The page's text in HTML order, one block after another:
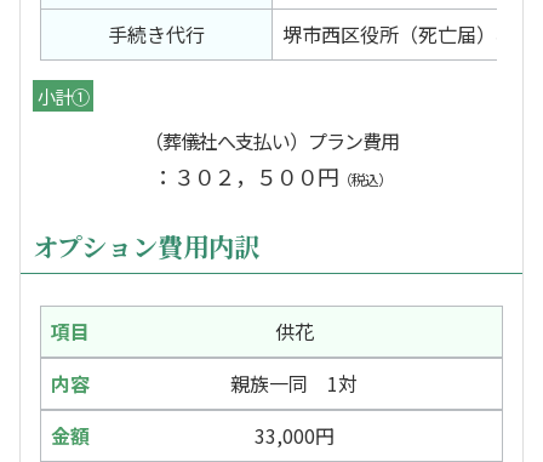
手続き代行
堺市西区役所（死亡届）堺
小計①
（葬儀社へ支払い）プラン費用
：３０２，５００円 （税込）
オプション費用内訳
供花
親族一同 1対
33,000円